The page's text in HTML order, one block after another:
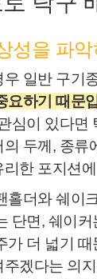
성을 파악
일반 구기
요하기 때문
심이 있다면
두께, 종류
한 포지션
홀더와 쉐이
단면, 쉐이
가 더 넓기
겠다는 의